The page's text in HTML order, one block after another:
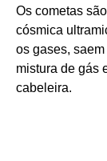
Os cometas
cósmica
os gases,
mistura de gás
cabeleira.